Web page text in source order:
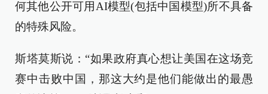
何其他公开可用AI模型(包括中国模型)所不具备
的特殊风险。
斯塔莫斯说：“如果政府真心想让美国在这场竞
赛中击败中国，那这大约是他们能做出的最愚